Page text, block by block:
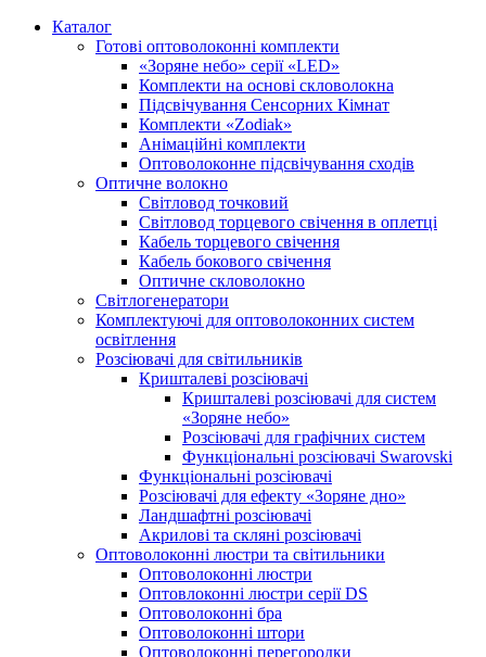
Каталог
Готові оптоволоконні комплекти
«Зоряне небо» серії «LED»
Комплекти на основі скловолокна
Підсвічування Сенсорних Кімнат
Комплекти «Zodiak»
Анімаційні комплекти
Оптоволоконне підсвічування сходів
Оптичне волокно
Світловод точковий
Світловод торцевого свічення в оплетці
Кабель торцевого свічення
Кабель бокового свічення
Оптичне скловолокно
Світлогенератори
Комплектуючі для оптоволоконних систем
освітлення
Розсіювачі для світильників
Кришталеві розсіювачі
Кришталеві розсіювачі для систем
«Зоряне небо»
Розсіювачі для графічних систем
Функціональні розсіювачі Swarovski
Функціональні розсіювачі
Розсіювачі для ефекту «Зоряне дно»
Ландшафтні розсіювачі
Акрилові та скляні розсіювачі
Оптоволоконні люстри та світильники
Оптоволоконні люстри
Оптовлоконні люстри серії DS
Оптоволоконні бра
Оптоволоконні штори
Оптоволоконні перегородки